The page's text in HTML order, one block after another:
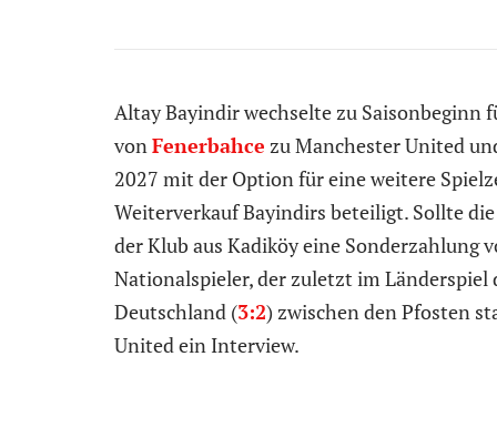
Altay Bayindir wechselte zu
von Fenerbahce zu Manchester United
2027 mit der Option für eine weitere
Weiterverkauf Bayindirs beteiligt. Sollte
der Klub aus Kadiköy eine
Nationalspieler, der zuletzt im Länderspiel
Deutschland (3:2) zwischen den Pfosten
United ein Interview.